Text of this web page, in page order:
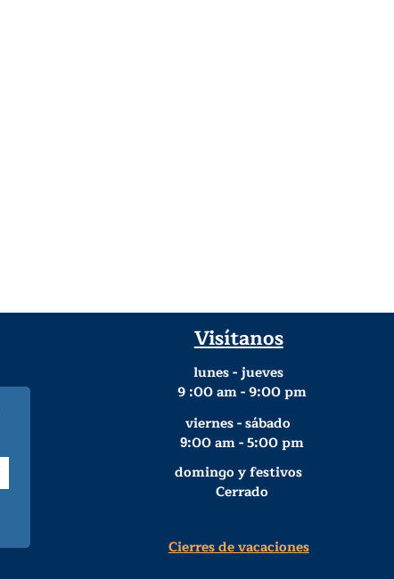
Visítanos
lunes - jueves
9 :00 am - 9:00 pm
viernes - sábado
9:00 am - 5:00 pm
domingo y festivos
Cerrado
Cierres de vacaciones